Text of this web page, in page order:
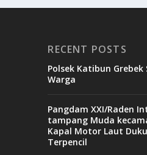
RECENT POSTS
Polsek Katibun
Warga
Pangdam XXI/Raden
tampang Muda
Kapal Motor Laut
Terpencil